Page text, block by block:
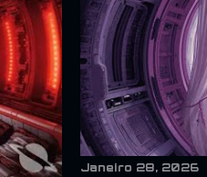
Janeiro 28, 2026